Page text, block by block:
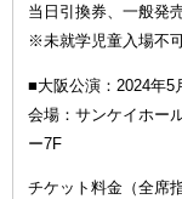
当日引換券、一般発
※未就学児童入場不
■大阪公演：2024年5
会場：サンケイホー
ー7F
チケット料金（全席